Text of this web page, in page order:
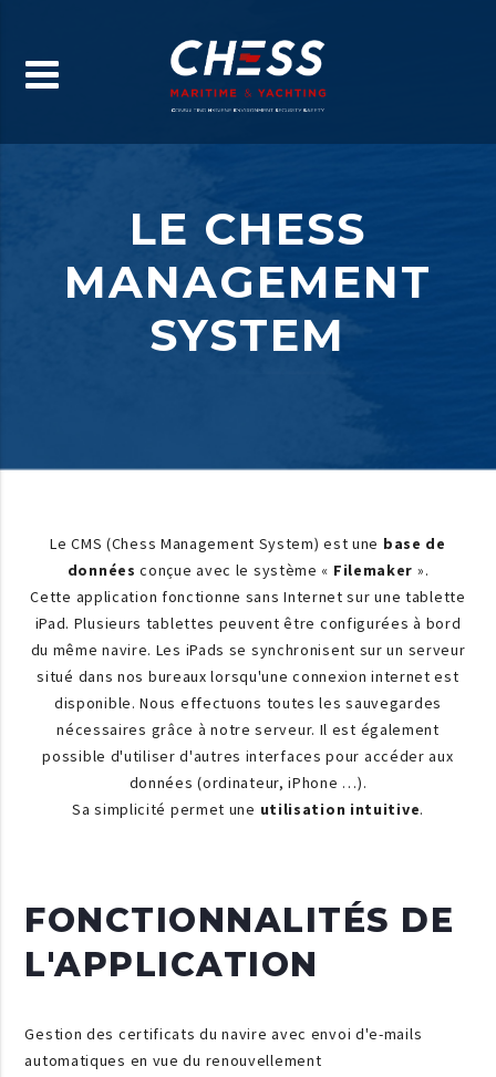
LE CHESS
MANAGEMENT
SYSTEM
Le CMS (Chess Management System) est une base de
données conçue avec le système « Filemaker ».
Cette application fonctionne sans Internet sur une tablette
iPad. Plusieurs tablettes peuvent être configurées à bord
du même navire. Les iPads se synchronisent sur un serveur
situé dans nos bureaux lorsqu'une connexion internet est
disponible. Nous effectuons toutes les sauvegardes
nécessaires grâce à notre serveur. Il est également
possible d'utiliser d'autres interfaces pour accéder aux
données (ordinateur, iPhone …).
Sa simplicité permet une utilisation intuitive.
FONCTIONNALITÉS DE
L'APPLICATION
Gestion des certificats du navire avec envoi d'e-mails
automatiques en vue du renouvellement